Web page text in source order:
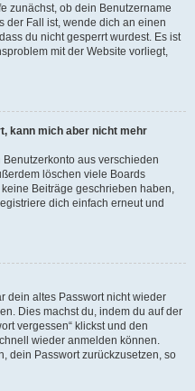
zunächst, ob dein Benutzername
der Fall ist, wende dich an einen
du nicht gesperrt wurdest. Es ist
mit der Website vorliegt,
kann mich aber nicht mehr
aus verschieden
löschen viele Boards
Beiträge geschrieben haben,
dich einfach erneut und
dein altes Passwort nicht wieder
Dies machst du, indem du auf der
vergessen“ klickst und den
wieder anmelden können.
dein Passwort zurückzusetzen, so